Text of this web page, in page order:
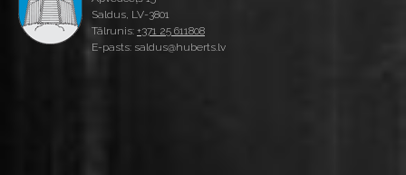
Saldus, LV-3801
Tālrunis: +371 25 611808
E-pasts: saldus@huberts.lv